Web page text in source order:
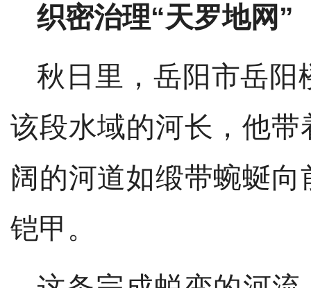
织密治理“天罗地网”
秋日里 ， 岳阳市岳阳
该段水域的河长，他
阔的河道如缎带蜿蜒
铠甲。